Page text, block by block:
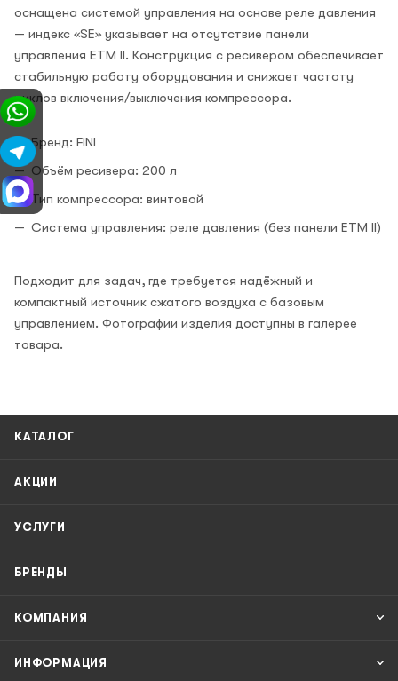
оснащена системой управления на основе реле давления
— индекс «SE» указывает на отсутствие панели
управления ETM II. Конструкция с ресивером обеспечивает
стабильную работу оборудования и снижает частоту
циклов включения/выключения компрессора.
Бренд: FINI
Объём ресивера: 200 л
Тип компрессора: винтовой
Система управления: реле давления (без панели ETM II)
Подходит для задач, где требуется надёжный и
компактный источник сжатого воздуха с базовым
управлением. Фотографии изделия доступны в галерее
товара.
КАТАЛОГ
АКЦИИ
УСЛУГИ
БРЕНДЫ
КОМПАНИЯ
ИНФОРМАЦИЯ